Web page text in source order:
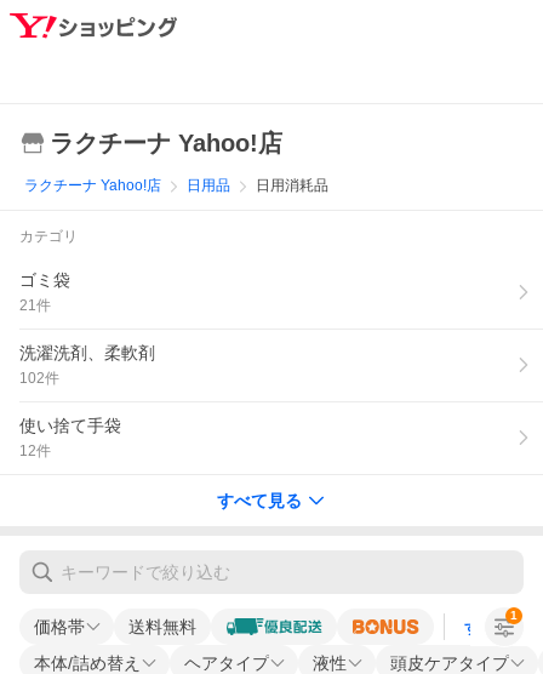
ラクチーナ Yahoo!店
ラクチーナ Yahoo!店 日用品 日用消耗品
カテゴリ
ゴミ袋
21件
洗濯洗剤、柔軟剤
102件
使い捨て手袋
12件
すべて見る
価格帯 送料無料 すべての条
本体/詰め替え ヘアタイプ 液性 頭皮ケアタイプ
1